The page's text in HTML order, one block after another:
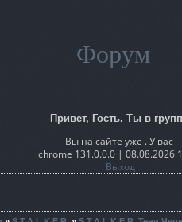
Форум
Привет, Гость. Ты в
Вы на сайте уже . У вас
chrome 131.0.0.0 | 08.08.2026
Выход